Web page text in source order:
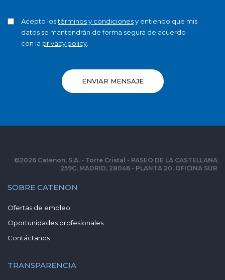
Acepto lostérminos y condicionesy entiendo que mis
datos se mantendrán de forma segura de acuerdo
con la privacy policy
ENVIAR MENSAJE
SOBRE CATENON
Ofertas de empleo
Oportunidades profesionales
Contáctanos
TRANSPARENCIA
©2026 Catenon, S.A. - Torre Cristal - PASEO DE LA CASTELLANA
259C, MADRID, 28046 - PLANTA 20, OFICINA SUR